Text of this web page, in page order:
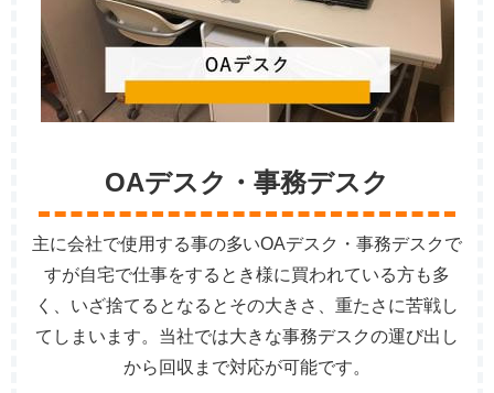
OAデスク・事務デスク
主に会社で使用する事の多いOAデスク・事務デスクで
すが自宅で仕事をするとき様に買われている方も多
く、いざ捨てるとなるとその大きさ、重たさに苦戦し
てしまいます。当社では大きな事務デスクの運び出し
から回収まで対応が可能です。